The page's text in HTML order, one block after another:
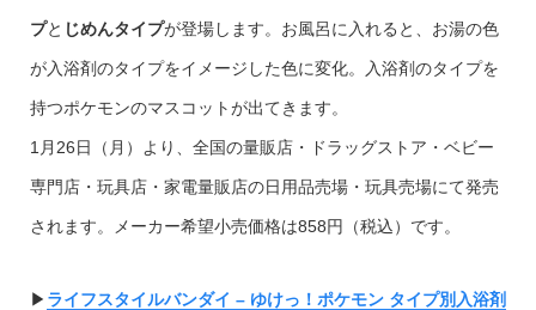
プと じめんタイプが登場します。お風呂に入れると、お湯の色
が入浴剤のタイプをイメージした色に変化。入浴剤のタイプを
持つポケモンのマスコットが出てきます。
1月26日（月）より、全国の量販店・ドラッグストア・ベビー
専門店・玩具店・家電量販店の日用品売場・玩具売場にて発売
されます。メーカー希望小売価格は858円（税込）です。
▶︎ ライフスタイルバンダイ – ゆけっ！ポケモン タイプ別入浴剤